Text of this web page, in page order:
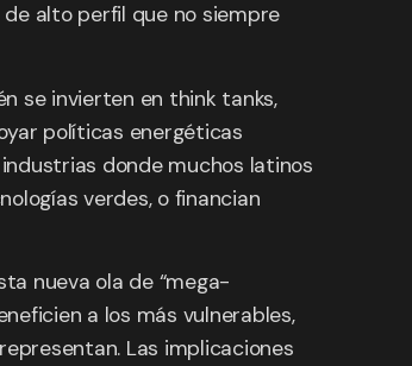
alto perfil que no siempre
se invierten en think tanks,
políticas energéticas
donde muchos latinos
verdes, o financian
nueva ola de “mega-
a los más vulnerables,
Las implicaciones